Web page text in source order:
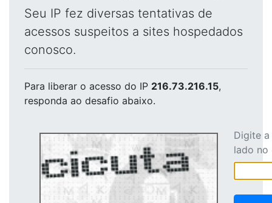
Seu IP fez diversas tentativas de
acessos suspeitos a sites hospedados
conosco.
Para liberar o acesso do IP 216.73.216.15,
responda ao desafio abaixo.
Digite
lado no